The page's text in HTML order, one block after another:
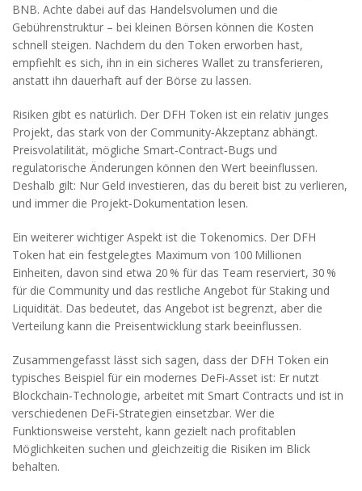
BNB. Achte dabei auf das Handelsvolumen und die
Gebührenstruktur – bei kleinen Börsen können die Kosten
schnell steigen. Nachdem du den Token erworben hast,
empfiehlt es sich, ihn in ein sicheres Wallet zu transferieren,
anstatt ihn dauerhaft auf der Börse zu lassen.
Risiken gibt es natürlich. Der DFH Token ist ein relativ junges
Projekt, das stark von der Community‑Akzeptanz abhängt.
Preisvolatilität, mögliche Smart‑Contract‑Bugs und
regulatorische Änderungen können den Wert beeinflussen.
Deshalb gilt: Nur Geld investieren, das du bereit bist zu verlieren,
und immer die Projekt‑Dokumentation lesen.
Ein weiterer wichtiger Aspekt ist die Tokenomics. Der DFH
Token hat ein festgelegtes Maximum von 100 Millionen
Einheiten, davon sind etwa 20 % für das Team reserviert, 30 %
für die Community und das restliche Angebot für Staking und
Liquidität. Das bedeutet, das Angebot ist begrenzt, aber die
Verteilung kann die Preisentwicklung stark beeinflussen.
Zusammengefasst lässt sich sagen, dass der DFH Token ein
typisches Beispiel für ein modernes DeFi‑Asset ist: Er nutzt
Blockchain‑Technologie, arbeitet mit Smart Contracts und ist in
verschiedenen DeFi‑Strategien einsetzbar. Wer die
Funktionsweise versteht, kann gezielt nach profitablen
Möglichkeiten suchen und gleichzeitig die Risiken im Blick
behalten.